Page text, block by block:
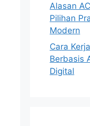
Alasan
Pilihan
Modern
Cara
Berbasis
Digital